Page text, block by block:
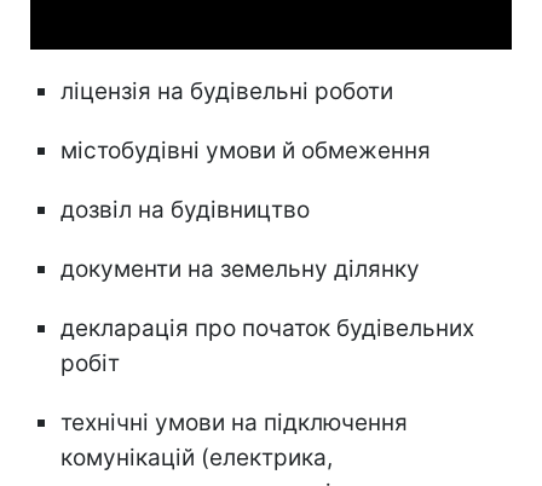
ліцензія на будівельні роботи
містобудівні умови й обмеження
дозвіл на будівництво
документи на земельну ділянку
декларація про початок будівельних
робіт
технічні умови на підключення
комунікацій (електрика,